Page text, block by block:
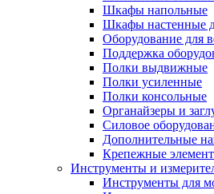
Шкафы напольные
Шкафы настенные
Оборудование для
Поддержка
Полки выдвижные
Полки усиленные
Полки консольные
Органайзеры и
Силовое
Дополнительные
Крепежные
Инструменты и
Инструменты для